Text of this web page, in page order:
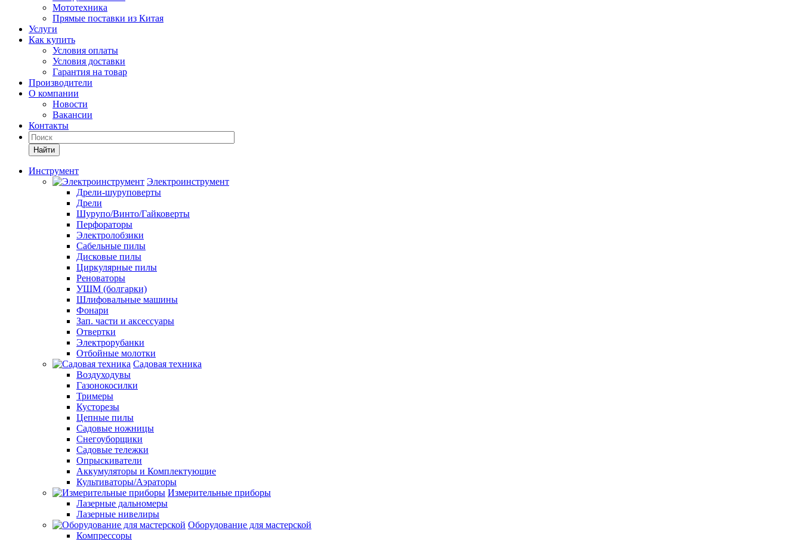
Мототехника
Прямые поставки из Китая
Услуги
Как купить
Условия оплаты
Условия доставки
Гарантия на товар
Производители
О компании
Новости
Вакансии
Контакты
Найти
Инструмент
Электроинструмент
Дрели-шуруповерты
Дрели
Шурупо/Винто/Гайковерты
Перфораторы
Электролобзики
Сабельные пилы
Дисковые пилы
Циркулярные пилы
Реноваторы
УШМ (болгарки)
Шлифовальные машины
Фонари
Зап. части и аксессуары
Отвертки
Электрорубанки
Отбойные молотки
Садовая техника
Воздуходувы
Газонокосилки
Тримеры
Кусторезы
Цепные пилы
Садовые ножницы
Снегоуборщики
Садовые тележки
Опрыскиватели
Аккумуляторы и Комплектующие
Культиваторы/Аэраторы
Измерительные приборы
Лазерные дальномеры
Лазерные нивелиры
Оборудование для мастерской
Компрессоры